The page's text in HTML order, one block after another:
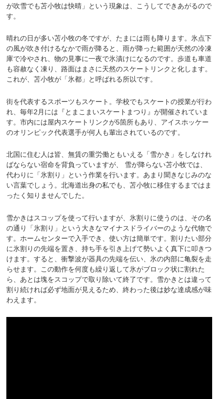
が吹雪でも苫小牧は快晴」という現象は、こうしてできあがるので
す。
晴れの日が多い苫小牧の冬ですが、たまには雨も降ります。氷点下
の風が吹き付けるなかで雨が降ると、雨が降った範囲が天然の冷凍
庫で冷やされ、物の見事に一夜で氷漬けになるのです。歩道も車道
も容赦なく凍り、路面はまさに天然のスケートリンクと化します。
これが、苫小牧が「氷都」と呼ばれる所以です。
街を代表するスポーツもスケート。学校でもスケートの授業が行わ
れ、毎年2月には『とまこまいスケートまつり』が開催されていま
す。市内には屋内スケートリンクが5箇所もあり、アイスホッケー
のオリンピック代表選手が何人も輩出されているのです。
北国に住む人は皆、無賃の重労働ともいえる「雪かき」をしなけれ
ばならない宿命を背負っていますが、 雪が降らない苫小牧では、
代わりに「氷割り」という作業を行います。あまり聞きなじみのな
い言葉でしょう。北海道出身の私でも、苫小牧に移住するまではま
ったく知りませんでした。
雪かきはスコップを使って行いますが、氷割りに使うのは、その名
の通り「氷割り」という大きなマイナスドライバーのような代物で
す。ホームセンターで入手でき、使い方は簡単です。割りたい部分
に氷割りの先端を置き、持ち手を引き上げて勢いよく真下に叩きつ
けます。すると、衝撃波が器具の先端を伝い、氷の内部に亀裂を走
らせます。この動作を何度も繰り返して氷がブロック状に割れた
ら、あとは塊をスコップで取り除いて終了です。雪かきとは違って
割り続ければ必ず地面が見えるため、終わった後は妙な達成感が味
わえます。